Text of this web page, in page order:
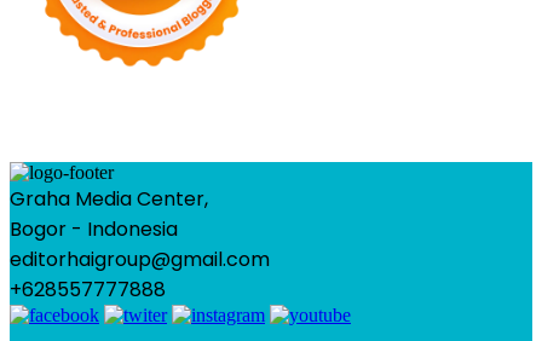
Graha Media Center,
Bogor - Indonesia
editorhaigroup@gmail.com
+628557777888